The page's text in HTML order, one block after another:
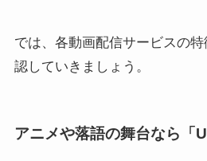
では、各動画配信サービスの
認していきましょう。
アニメや落語の舞台なら「